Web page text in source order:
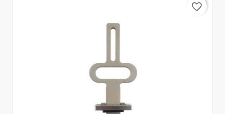
favorite_border